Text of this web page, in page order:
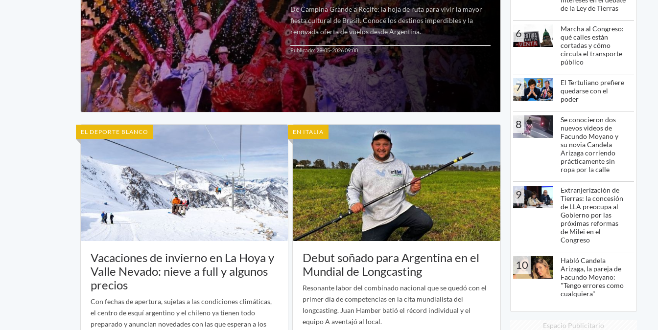
De Campina Grande a Recife: la hoja de ruta para vivir la mayor
fiesta cultural de Brasil. Conocé los destinos imperdibles y la
renovada oferta de vuelos desde Argentina.
Publicado: 29-05-2026 09:00
EL DEPORTE BLANCO
Vacaciones de invierno en La Hoya y
Valle Nevado: nieve a full y algunos
precios
Con fechas de apertura, sujetas a las condiciones climáticas,
el centro de esquí argentino y el chileno ya tienen todo
preparado y anuncian novedades con las que esperan a los
EN ITALIA
Debut soñado para Argentina en el
Mundial de Longcasting
Resonante labor del combinado nacional que se quedó con el
primer día de competencias en la cita mundialista del
longcasting. Juan Hamber batió el récord individual y el
equipo A aventajó al local.
de la Ley de Tierras
6
Marcha al Congreso:
qué calles están
cortadas y cómo
circula el transporte
público
7
El Tertuliano prefiere
quedarse con el
poder
8
Se conocieron dos
nuevos videos de
Facundo Moyano y
su novia Candela
Arizaga corriendo
prácticamente sin
ropa por la calle
9
Extranjerización de
Tierras: la concesión
de LLA preocupa al
Gobierno por las
próximas reformas
de Milei en el
Congreso
10
Habló Candela
Arizaga, la pareja de
Facundo Moyano:
"Tengo errores como
cualquiera"
Espacio Publicitario